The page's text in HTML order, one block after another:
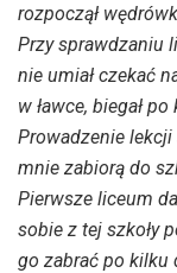
rozpoczął
Przy sprawdzaniu
nie umiał czekać
w ławce, biegał
Prowadzenie lekcji
mnie zabiorą do
Pierwsze liceum
sobie z tej szkoły
go zabrać po kilku